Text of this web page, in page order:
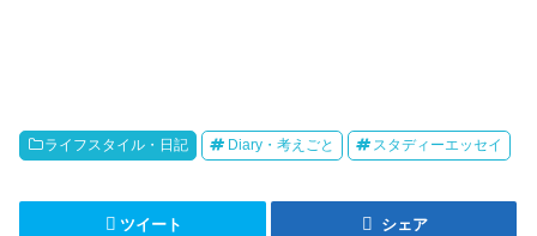
ライフスタイル・日記 Diary・考えごと スタディーエッセイ
ツイート シェア